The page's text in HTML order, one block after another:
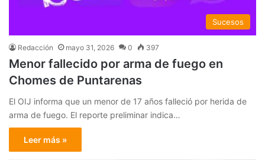
Sucesos
Redacción mayo 31, 2026 0 397
Menor fallecido por arma de fuego en
Chomes de Puntarenas
El OIJ informa que un menor de 17 años falleció por herida de
arma de fuego. El reporte preliminar indica…
Leer más »